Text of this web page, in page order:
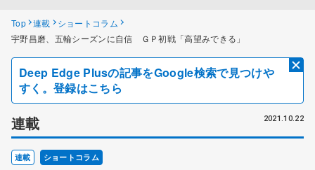
Top 連載
ショートコラム
宇野昌磨、五輪シーズンに自信 ＧＰ初戦「高望みできる」
Deep Edge Plusの記事をGoogle検索で見つけや
すく。登録はこちら
連載 2021.10.22
連載 ショートコラム